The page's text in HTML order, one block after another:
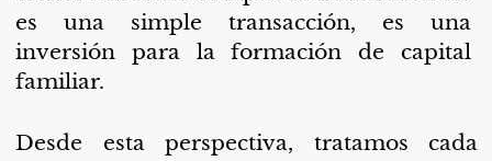
es una simple transacción, es una
inversión para la formación de capital
familiar.
Desde esta perspectiva, tratamos cada